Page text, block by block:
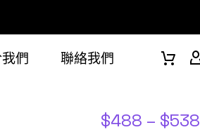
們 聯絡我們
$488 – $538